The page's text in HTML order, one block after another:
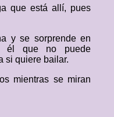
que está allí, pues
y se sorprende en
él que no puede
si quiere bailar.
mientras se miran